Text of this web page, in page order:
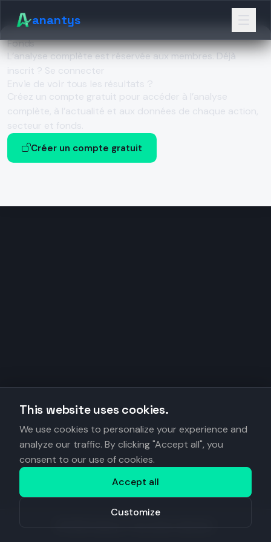
anantys
Fonds
L’analyse complète est réservée aux membres.Déjà
inscrit ? Se connecter
Envie de voir tous les résultats ?
Créez un compte gratuit pour accéder à l’analyse
complète, à l’actualité et aux données de chaque action,
secteur et fonds.
Créer un compte gratuit
This website uses cookies.
We use cookies to personalize your experience and
analyze our traffic. By clicking "Accept all", you
consent to our use of cookies.
Accept all
Customize